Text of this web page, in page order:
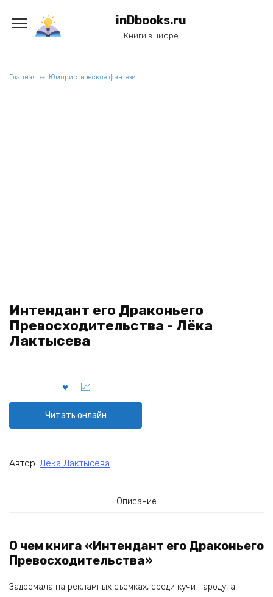
содержанию
inDbooks.ru
Книги в цифре
Главная Юмористическое фэнтези
Интендант его Драконьего
Превосходительства - Лёка
Лактысева
Читать онлайн
Автор: Лёка Лактысева
Описание
О чем книга «Интендант его Драконьего
Превосходительства»
Задремала на рекламных съемках, среди кучи народу, а